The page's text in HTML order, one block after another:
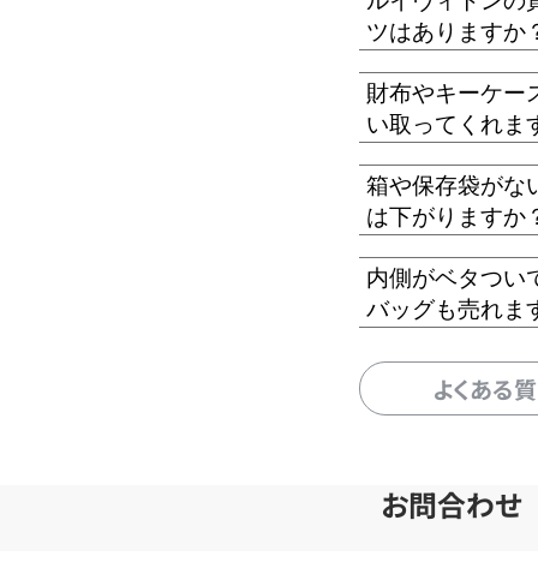
ツはありますか
財布やキーケー
い取ってくれま
箱や保存袋がな
は下がりますか
内側がベタつい
バッグも売れま
よくある
お問合わせ